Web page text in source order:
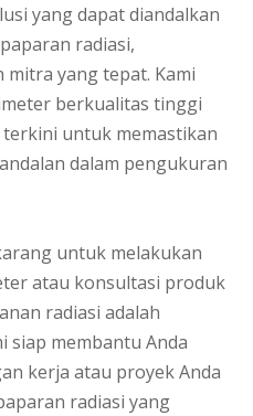
yang dapat diandalkan
radiasi,
mitra yang tepat. Kami
berkualitas tinggi
untuk memastikan
dalam pengukuran
untuk melakukan
atau konsultasi produk
radiasi adalah
siap membantu Anda
kerja atau proyek Anda
radiasi yang